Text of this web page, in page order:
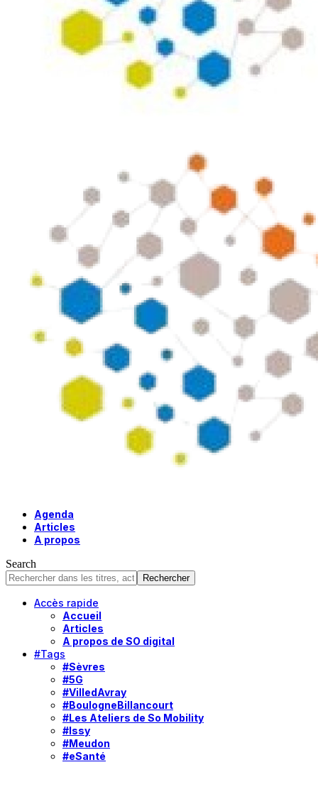
Agenda
Articles
A propos
Search
Accès rapide
Accueil
Articles
A propos de SO digital
#Tags
#Sèvres
#5G
#VilledAvray
#BoulogneBillancourt
#Les Ateliers de So Mobility
#Issy
#Meudon
#eSanté